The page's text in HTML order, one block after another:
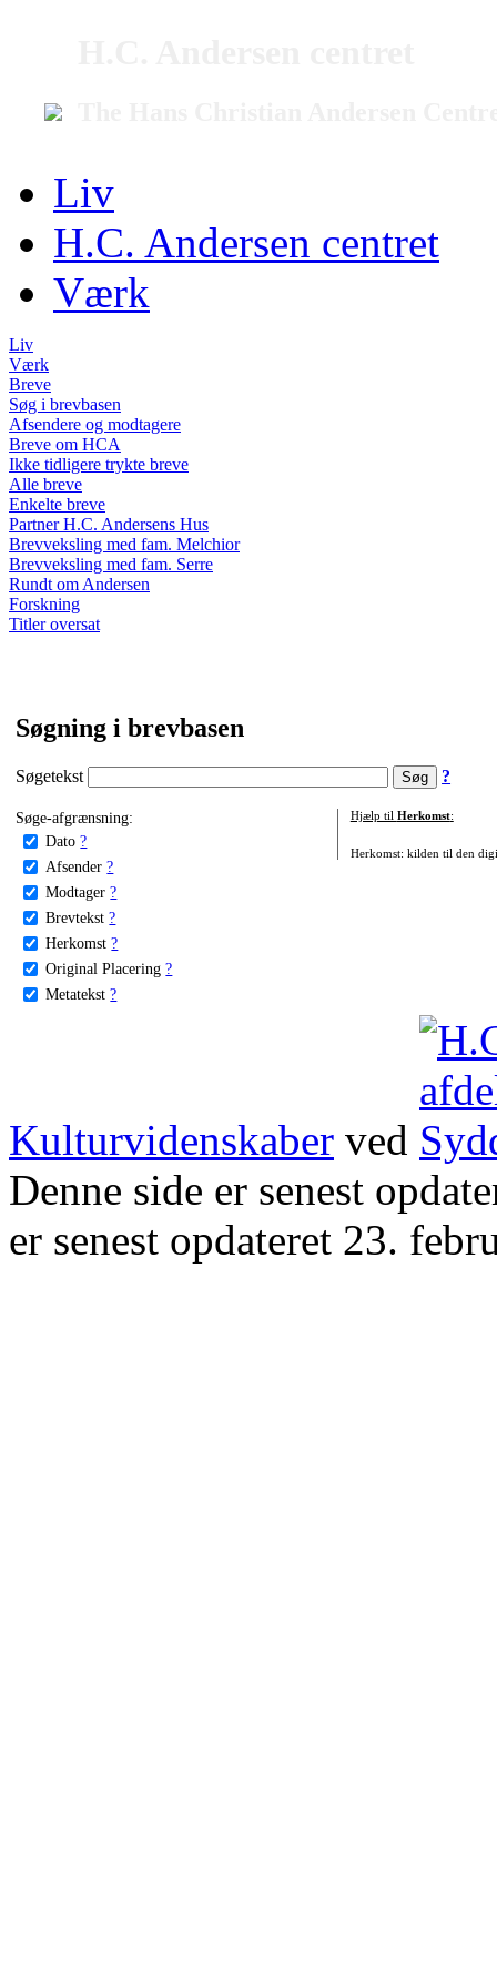
Liv
H.C. Andersen centret
Værk
Liv
Værk
Breve
Søg i brevbasen
Afsendere og modtagere
Breve om HCA
Ikke tidligere trykte breve
Alle breve
Enkelte breve
Partner H.C. Andersens Hus
Brevveksling med fam. Melchior
Brevveksling med fam. Serre
Rundt om Andersen
Forskning
Titler oversat
Søgning i brevbasen
Søgetekst ?
Søge-afgrænsning:
Dato ?
Afsender ?
Modtager ?
Brevtekst ?
Herkomst ?
Original Placering ?
Metatekst ?
Hjælp til Herkomst:
Herkomst: kilden til den
Kulturvidenskaber ved
Denne side er senest
er senest opdateret 23.